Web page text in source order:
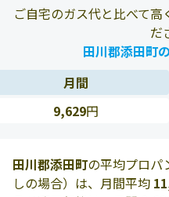
ご自宅のガス代と比べて
だ
田川郡添田町
月間
9,629円
田川郡添田町の平均プロパ
しの場合）は、月間平均